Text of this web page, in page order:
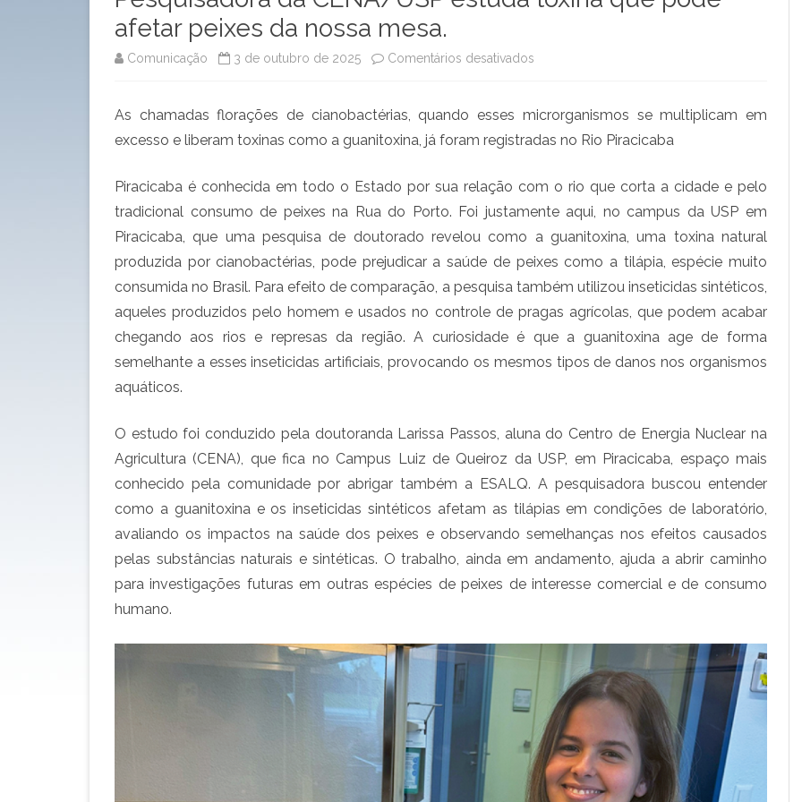
afetar peixes da nossa mesa.
Comunicação 3 de outubro de 2025 Comentários desativados
P
s
q
u
s
a
d
r
a
a
C
E
S
P
As chamadas florações de cianobactérias, quando esses microrganismos se multiplicam em
excesso e liberam toxinas como a guanitoxina, já foram registradas no Rio Piracicaba
Piracicaba é conhecida em todo o Estado por sua relação com o rio que corta a cidade e pelo
tradicional consumo de peixes na Rua do Porto. Foi justamente aqui, no campus da USP em
Piracicaba, que uma pesquisa de doutorado revelou como a guanitoxina, uma toxina natural
produzida por cianobactérias, pode prejudicar a saúde de peixes como a tilápia, espécie muito
consumida no Brasil. Para efeito de comparação, a pesquisa também utilizou inseticidas sintéticos,
aqueles produzidos pelo homem e usados no controle de pragas agrícolas, que podem acabar
chegando aos rios e represas da região. A curiosidade é que a guanitoxina age de forma
semelhante a esses inseticidas artificiais, provocando os mesmos tipos de danos nos organismos
aquáticos.
O estudo foi conduzido pela doutoranda Larissa Passos, aluna do Centro de Energia Nuclear na
Agricultura (CENA), que fica no Campus Luiz de Queiroz da USP, em Piracicaba, espaço mais
conhecido pela comunidade por abrigar também a ESALQ. A pesquisadora buscou entender
como a guanitoxina e os inseticidas sintéticos afetam as tilápias em condições de laboratório,
avaliando os impactos na saúde dos peixes e observando semelhanças nos efeitos causados
pelas substâncias naturais e sintéticas. O trabalho, ainda em andamento, ajuda a abrir caminho
para investigações futuras em outras espécies de peixes de interesse comercial e de consumo
humano.